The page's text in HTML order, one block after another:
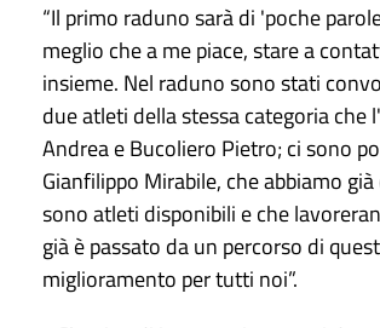
“Il primo raduno sarà di 'poche
meglio che a me piace, stare a
insieme. Nel raduno sono stati
due atleti della stessa categoria
Andrea e Bucoliero Pietro; ci sono
Gianfilippo Mirabile, che abbiamo
sono atleti disponibili e che
già è passato da un percorso di
miglioramento per tutti noi”.